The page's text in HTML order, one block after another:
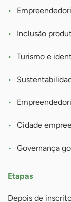
Inclusão
Turismo e
Cidade
Governança
Etapas
Depois de